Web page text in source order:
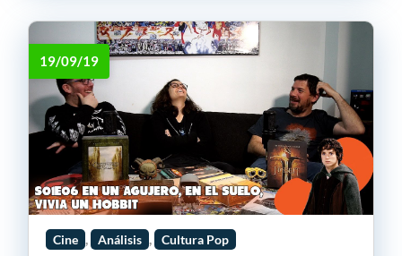
19/09/19
Cine , Análisis , Cultura Pop